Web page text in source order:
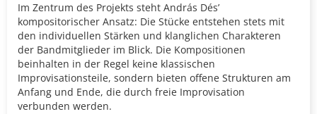
Im Zentrum des Projekts steht András Dés’
kompositorischer Ansatz: Die Stücke entstehen stets mit
den individuellen Stärken und klanglichen Charakteren
der Bandmitglieder im Blick. Die Kompositionen
beinhalten in der Regel keine klassischen
Improvisationsteile, sondern bieten offene Strukturen am
Anfang und Ende, die durch freie Improvisation
verbunden werden.